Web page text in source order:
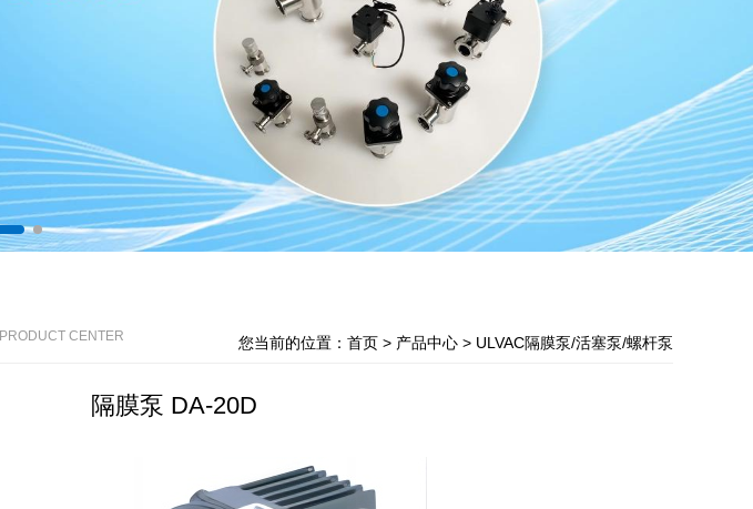
PRODUCT CENTER 您当前的位置： 首页 > 产品中心 > ULVAC隔膜泵/活塞泵/螺杆泵
隔膜泵 DA-20D